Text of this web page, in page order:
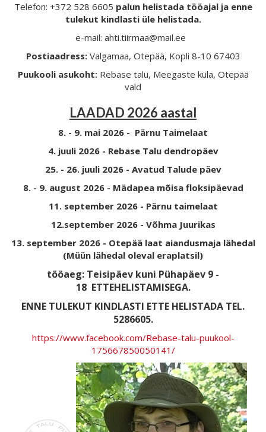
Telefon: +372 528 6605 palun helistada tööajal ja enne
tulekut kindlasti üle helistada.
e-mail: ahti.tiirmaa@mail.ee
Postiaadress: Valgamaa, Otepää, Kopli 8-10 67403
Puukooli asukoht: Rebase talu, Meegaste küla, Otepää
vald
LAADAD 2026 aastal
8. - 9. mai 2026 - Pärnu Taimelaat
4. juuli 2026 - Rebase Talu dendropäev
25. - 26. juuli 2026 - Avatud Talude päev
8. - 9. august 2026 - Mädapea mõisa floksipäevad
11. september 2026 - Pärnu taimelaat
12.september 2026 - Võhma Juurikas
13. september 2026 - Otepää laat aiandusmaja lähedal
(Müün lähedal oleval eraplatsil)
tööaeg: Teisipäev kuni Pühapäev 9 -
18 ETTEHELISTAMISEGA.
ENNE TULEKUT KINDLASTI ETTE HELISTADA TEL.
5286605.
https://www.facebook.com/Rebase-talu-puukool-
175667850050141/